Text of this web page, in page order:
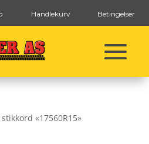
Handlekurv Betingelser
«17560R15»